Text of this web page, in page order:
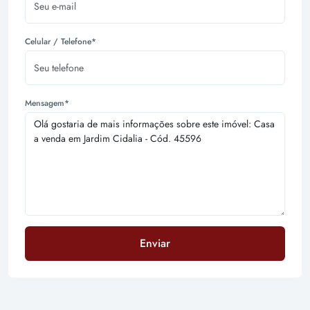
Celular / Telefone*
Mensagem*
Enviar